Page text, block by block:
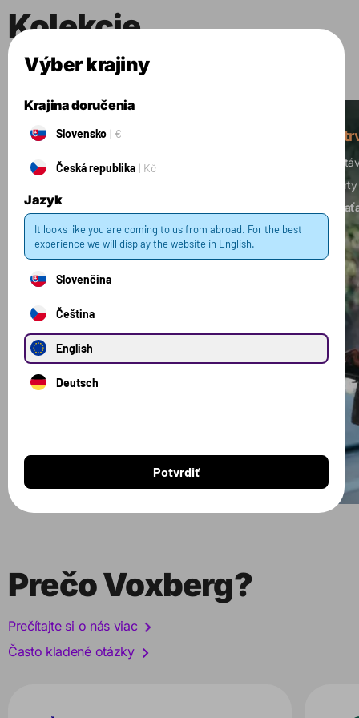
Kolekcie
Zobraziť všetky kolekcie
Silový tréning
Budujete svalovú hmotu? Je vaším cieľom
produktov pre vás.
Prečo Voxberg?
Prečítajte si o nás viac
Často kladené otázky
Výber krajiny
Krajina doručenia
Slovensko €
Česká republika Kč
Jazyk
It looks like you are coming to us from abroad. For the best
experience we will display the website in English.
Slovenčina
Čeština
English
Deutsch
Potvrdiť